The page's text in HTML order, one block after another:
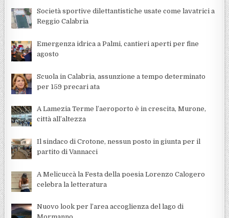
Società sportive dilettantistiche usate come lavatrici a
Reggio Calabria
Emergenza idrica a Palmi, cantieri aperti per fine
agosto
Scuola in Calabria, assunzione a tempo determinato
per 159 precari ata
A Lamezia Terme l’aeroporto è in crescita, Murone,
città all’altezza
Il sindaco di Crotone, nessun posto in giunta per il
partito di Vannacci
A Melicuccà la Festa della poesia Lorenzo Calogero
celebra la letteratura
Nuovo look per l’area accoglienza del lago di